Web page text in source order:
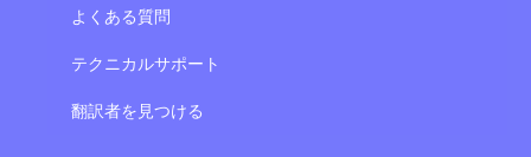
よくある質問
テクニカルサポート
翻訳者を見つける